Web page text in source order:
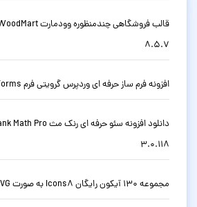
8.5.7
افزونه فرم ساز حرفه ای وردپرس گرویتی فرم Gravity Forms نسخه 3.0.1
3.0.118
مجموعه 130 آیکون رایگان Icons8 به صورت SVG